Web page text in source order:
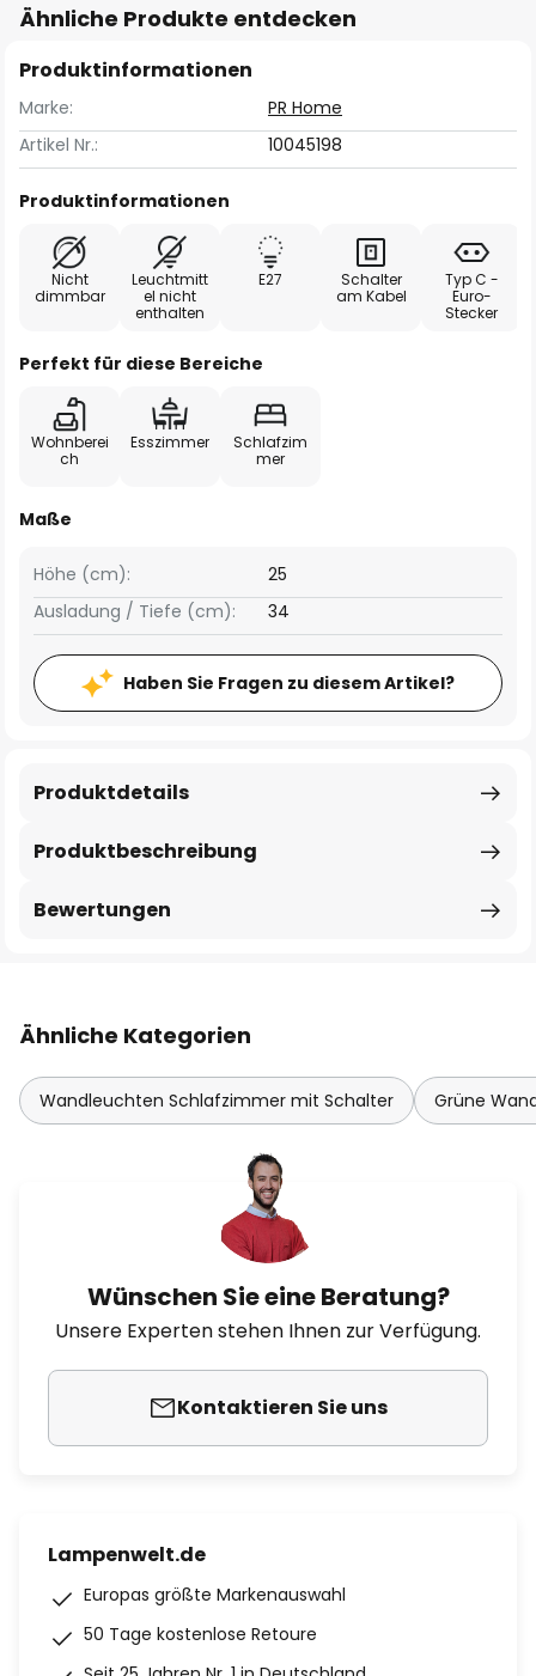
Ähnliche Produkte entdecken
Produktinformationen
Marke:
PR Home
Artikel Nr.:
10045198
Produktinformationen
Nicht
dimmbar
Leuchtmitt
el nicht
enthalten
E27
Schalter
am Kabel
Typ C -
Euro-
Stecker
Perfekt für diese Bereiche
Wohnberei
ch
Esszimmer
Schlafzim
mer
Maße
Höhe (cm):
25
Ausladung / Tiefe (cm):
34
Haben Sie Fragen zu diesem Artikel?
Produktbeschreibung
Produktdetails
Bewertungen
Ähnliche Kategorien
Wandleuchten Schlafzimmer mit Schalter Grüne
Wünschen Sie eine Beratung?
Unsere Experten stehen Ihnen zur Verfügung.
Kontaktieren Sie uns
Lampenwelt.de
Europas größte Markenauswahl
50 Tage kostenlose Retoure